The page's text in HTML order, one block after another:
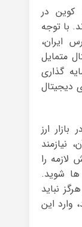
کوین در
با توجه
ایران،
متمایل
گذاری
دیجیتال
ارز
نیازمند
را
شوید.
نباید
وارد این